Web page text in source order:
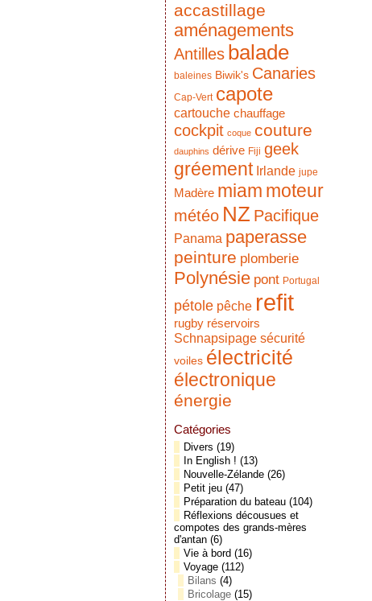
accastillage
aménagements
Antilles balade
baleines Biwik's Canaries
Cap-Vert capote
cartouche chauffage
cockpit coque couture
dauphins dérive Fiji geek
gréement Irlande jupe
Madère miam moteur
météo NZ Pacifique
Panama paperasse
peinture plomberie
Polynésie pont Portugal
pétole pêche refit
rugby réservoirs
Schnapsipage sécurité
voiles électricité
électronique
énergie
Catégories
Divers (19)
In English ! (13)
Nouvelle-Zélande (26)
Petit jeu (47)
Préparation du bateau (104)
Réflexions décousues et
compotes des grands-mères
d'antan (6)
Vie à bord (16)
Voyage (112)
Bilans (4)
Bricolage (15)